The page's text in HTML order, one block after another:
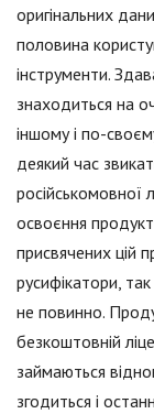
оригінальних
половина
інструменти.
знаходиться на
іншому і по-
деякий час
освоєння
присвячених цій
русифікатори,
не повинно.
безкоштовній
займаються
згодиться і